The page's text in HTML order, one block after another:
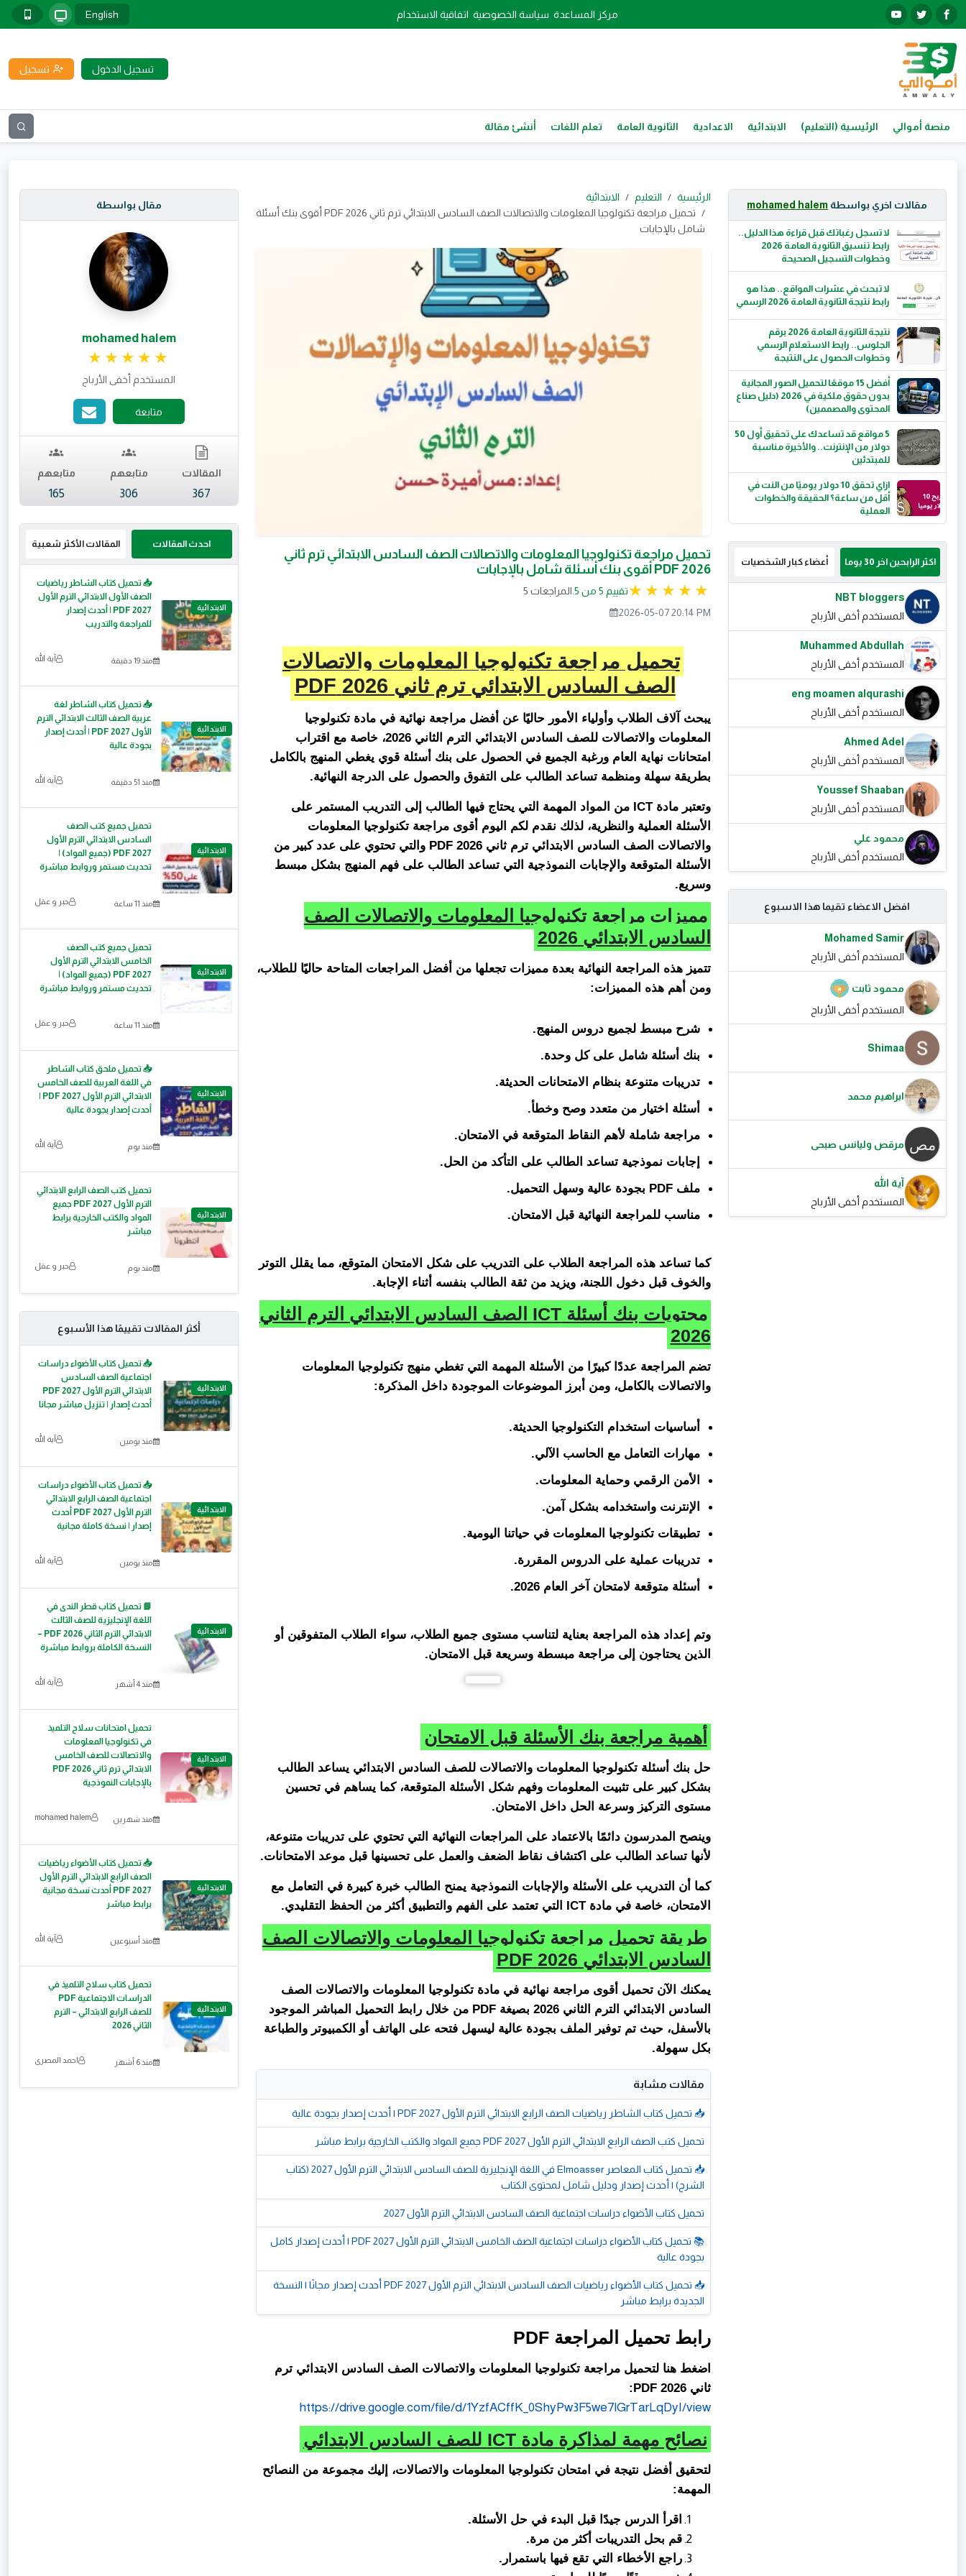
مركز المساعدة سياسة الخصوصية اتفاقية الاستخدام English
تسجيل الدخول تسجيل
منصة أموالي الرئيسية (التعليم) الابتدائية الاعدادية الثانوية العامة تعلم اللغات أنشئ مقالة
مقالات اخري بواسطة mohamed halem
لا تسجل رغباتك قبل قراءة هذا الدليل..
رابط تنسيق الثانوية العامة 2026
وخطوات التسجيل الصحيحة
لا تبحث في عشرات المواقع.. هذا هو
رابط نتيجة الثانوية العامة 2026 الرسمي
نتيجة الثانوية العامة 2026 برقم
الجلوس.. رابط الاستعلام الرسمي
وخطوات الحصول على النتيجة
أفضل 15 موقعًا لتحميل الصور المجانية
بدون حقوق ملكية في 2026 (دليل صناع
المحتوى والمصممين)
5 مواقع قد تساعدك على تحقيق أول 50
دولار من الإنترنت.. والأخيرة مناسبة
للمبتدئين
ازاي تحقق 10 دولار يوميًا من النت في
أقل من ساعة؟ الحقيقة والخطوات
العملية
اكثر الرابحين اخر 30 يوما أعضاء كبار الشخصيات
NBT bloggers
المستخدم أخفى الأرباح
Muhammed Abdullah
المستخدم أخفى الأرباح
eng moamen alqurashi
المستخدم أخفى الأرباح
Ahmed Adel
المستخدم أخفى الأرباح
Youssef Shaaban
المستخدم أخفى الأرباح
محمود علي
المستخدم أخفى الأرباح
افضل الاعضاء تقيما هذا الاسبوع
Mohamed Samir
المستخدم أخفى الأرباح
محمود ثابت
المستخدم أخفى الأرباح
Shimaa
ابراهيم محمد
مرقص وليانس صبحى
آية الله
المستخدم أخفى الأرباح
الرئيسية التعليم
الابتدائية
تحميل مراجعة تكنولوجيا المعلومات والاتصالات الصف السادس الابتدائي ترم ثاني 2026 PDF أقوى بنك أسئلة
شامل بالإجابات
تحميل مراجعة تكنولوجيا المعلومات والاتصالات الصف السادس الابتدائي ترم ثاني
2026 PDF أقوى بنك أسئلة شامل بالإجابات
تقييم 5 من 5.
5 المراجعات
2026-05-07 20:14 PM
تحميل مراجعة تكنولوجيا المعلومات والاتصالات
الصف السادس الابتدائي ترم ثاني 2026 PDF
يبحث آلاف الطلاب وأولياء الأمور حاليًا عن أفضل مراجعة نهائية في مادة تكنولوجيا
المعلومات والاتصالات للصف السادس الابتدائي الترم الثاني 2026، خاصة مع اقتراب
امتحانات نهاية العام ورغبة الجميع في الحصول على بنك أسئلة قوي يغطي المنهج بالكامل
بطريقة سهلة ومنظمة تساعد الطالب على التفوق والحصول على الدرجة النهائية.
وتعتبر مادة ICT من المواد المهمة التي يحتاج فيها الطالب إلى التدريب المستمر على
الأسئلة العملية والنظرية، لذلك نقدم لكم اليوم أقوى مراجعة تكنولوجيا المعلومات
والاتصالات الصف السادس الابتدائي ترم ثاني 2026 PDF والتي تحتوي على عدد كبير من
الأسئلة المتوقعة والإجابات النموذجية التي تساعد الطالب على فهم المنهج بشكل مبسط
وسريع.
مميزات مراجعة تكنولوجيا المعلومات والاتصالات الصف
السادس الابتدائي 2026
تتميز هذه المراجعة النهائية بعدة مميزات تجعلها من أفضل المراجعات المتاحة حاليًا للطلاب،
ومن أهم هذه المميزات:
شرح مبسط لجميع دروس المنهج.
بنك أسئلة شامل على كل وحدة.
تدريبات متنوعة بنظام الامتحانات الحديثة.
أسئلة اختيار من متعدد وصح وخطأ.
مراجعة شاملة لأهم النقاط المتوقعة في الامتحان.
إجابات نموذجية تساعد الطالب على التأكد من الحل.
ملف PDF بجودة عالية وسهل التحميل.
مناسب للمراجعة النهائية قبل الامتحان.
كما تساعد هذه المراجعة الطلاب على التدريب على شكل الامتحان المتوقع، مما يقلل التوتر
والخوف قبل دخول اللجنة، ويزيد من ثقة الطالب بنفسه أثناء الإجابة.
محتويات بنك أسئلة ICT الصف السادس الابتدائي الترم الثاني
2026
تضم المراجعة عددًا كبيرًا من الأسئلة المهمة التي تغطي منهج تكنولوجيا المعلومات
والاتصالات بالكامل، ومن أبرز الموضوعات الموجودة داخل المذكرة:
أساسيات استخدام التكنولوجيا الحديثة.
مهارات التعامل مع الحاسب الآلي.
الأمن الرقمي وحماية المعلومات.
الإنترنت واستخدامه بشكل آمن.
تطبيقات تكنولوجيا المعلومات في حياتنا اليومية.
تدريبات عملية على الدروس المقررة.
أسئلة متوقعة لامتحان آخر العام 2026.
وتم إعداد هذه المراجعة بعناية لتناسب مستوى جميع الطلاب، سواء الطلاب المتفوقين أو
الذين يحتاجون إلى مراجعة مبسطة وسريعة قبل الامتحان.
أهمية مراجعة بنك الأسئلة قبل الامتحان
حل بنك أسئلة تكنولوجيا المعلومات والاتصالات للصف السادس الابتدائي يساعد الطالب
بشكل كبير على تثبيت المعلومات وفهم شكل الأسئلة المتوقعة، كما يساهم في تحسين
مستوى التركيز وسرعة الحل داخل الامتحان.
وينصح المدرسون دائمًا بالاعتماد على المراجعات النهائية التي تحتوي على تدريبات متنوعة،
لأنها تساعد الطالب على اكتشاف نقاط الضعف والعمل على تحسينها قبل موعد الامتحانات.
كما أن التدريب على الأسئلة والإجابات النموذجية يمنح الطالب خبرة كبيرة في التعامل مع
الامتحان، خاصة في مادة ICT التي تعتمد على الفهم والتطبيق أكثر من الحفظ التقليدي.
طريقة تحميل مراجعة تكنولوجيا المعلومات والاتصالات الصف
السادس الابتدائي 2026 PDF
يمكنك الآن تحميل أقوى مراجعة نهائية في مادة تكنولوجيا المعلومات والاتصالات الصف
السادس الابتدائي الترم الثاني 2026 بصيغة PDF من خلال رابط التحميل المباشر الموجود
بالأسفل، حيث تم توفير الملف بجودة عالية ليسهل فتحه على الهاتف أو الكمبيوتر والطباعة
بكل سهولة.
مقالات مشابة
📥 تحميل كتاب الشاطر رياضيات الصف الرابع الابتدائي الترم الأول 2027 PDF | أحدث إصدار بجودة عالية
تحميل كتب الصف الرابع الابتدائي الترم الأول 2027 PDF جميع المواد والكتب الخارجية برابط مباشر
📥 تحميل كتاب المعاصر Elmoasser في اللغة الإنجليزية للصف السادس الابتدائي الترم الأول 2027 (كتاب
الشرح) | أحدث إصدار ودليل شامل لمحتوى الكتاب
تحميل كتاب الأضواء دراسات اجتماعية الصف السادس الابتدائي الترم الأول 2027
📚 تحميل كتاب الأضواء دراسات اجتماعية الصف الخامس الابتدائي الترم الأول 2027 PDF | أحدث إصدار كامل
بجودة عالية
📥 تحميل كتاب الأضواء رياضيات الصف السادس الابتدائي الترم الأول 2027 PDF أحدث إصدار مجانًا | النسخة
الجديدة برابط مباشر
رابط تحميل المراجعة PDF
اضغط هنا لتحميل مراجعة تكنولوجيا المعلومات والاتصالات الصف السادس الابتدائي ترم
ثاني 2026 PDF:
https://drive.google.com/file/d/1YzfACffK_0ShyPw3F5we7lGrTarLqDyI/view
نصائح مهمة لمذاكرة مادة ICT للصف السادس الابتدائي
لتحقيق أفضل نتيجة في امتحان تكنولوجيا المعلومات والاتصالات، إليك مجموعة من النصائح
المهمة:
اقرأ الدرس جيدًا قبل البدء في حل الأسئلة.
قم بحل التدريبات أكثر من مرة.
راجع الأخطاء التي تقع فيها باستمرار.
مقال بواسطة
mohamed halem
تقييم 4.98 من 5.
المستخدم أخفى الأرباح
متابعة
المقالات
367
متابعهم
306
متابعهم
165
احدث المقالات المقالات الأكثر شعبية
الابتدائية
📥 تحميل كتاب الشاطر رياضيات
الصف الأول الابتدائي الترم الأول
2027 PDF | أحدث إصدار
للمراجعة والتدريب
منذ 19 دقيقة آية الله
الابتدائية
📥 تحميل كتاب الشاطر لغة
عربية الصف الثالث الابتدائي الترم
الأول 2027 PDF | أحدث إصدار
بجودة عالية
منذ 51 دقيقة آية الله
الابتدائية
تحميل جميع كتب الصف
السادس الابتدائي الترم الأول
2027 PDF (جميع المواد) |
تحديث مستمر وروابط مباشرة
منذ 11 ساعة حبر و عقل
الابتدائية
تحميل جميع كتب الصف
الخامس الابتدائي الترم الأول
2027 PDF (جميع المواد) |
تحديث مستمر وروابط مباشرة
منذ 11 ساعة حبر و عقل
الابتدائية
📥 تحميل ملحق كتاب الشاطر
في اللغة العربية للصف الخامس
أحدث إصدار بجودة عالية
منذ يوم آية الله
الابتدائية
تحميل كتب الصف الرابع الابتدائي
الترم الأول 2027 PDF جميع
المواد والكتب الخارجية برابط
مباشر
منذ يوم حبر و عقل
أكثر المقالات تقييمًا هذا الأسبوع
الابتدائية
📥 تحميل كتاب الأضواء دراسات
اجتماعية الصف السادس
الابتدائي الترم الأول 2027 PDF
أحدث إصدار | تنزيل مباشر مجانا
منذ يومين آية الله
الابتدائية
📥 تحميل كتاب الأضواء دراسات
اجتماعية الصف الرابع الابتدائي
الترم الأول 2027 PDF أحدث
إصدار | نسخة كاملة مجانية
منذ يومين آية الله
الابتدائية
📘 تحميل كتاب قطر الندى في
اللغة الإنجليزية للصف الثالث
الابتدائي الترم الثاني 2026 PDF –
النسخة الكاملة بروابط مباشرة
منذ 4 أشهر آية الله
الابتدائية
تحميل امتحانات سلاح التلميذ
في تكنولوجيا المعلومات
والاتصالات للصف الخامس
الابتدائي ترم ثاني 2026 PDF
بالإجابات النموذجية
منذ شهرين mohamed halem
الابتدائية
📥 تحميل كتاب الأضواء رياضيات
الصف الرابع الابتدائي الترم الأول
2027 PDF أحدث نسخة مجانية
برابط مباشر
منذ أسبوعين آية الله
الابتدائية
تحميل كتاب سلاح التلميذ في
الدراسات الاجتماعية PDF
للصف الرابع الابتدائي – الترم
الثاني 2026
منذ 6 أشهر احمد المصرى